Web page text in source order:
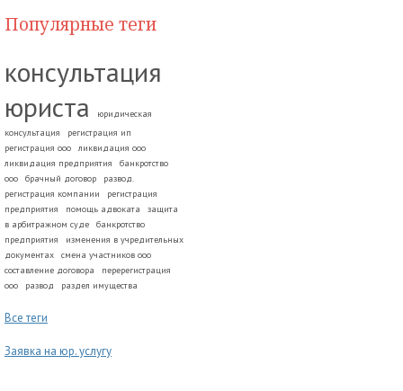
Популярные теги
консультация
юриста
юридическая
консультация
регистрация ип
регистрация ооо
ликвидация ооо
ликвидация предприятия
банкротство
ооо
брачный договор
развод.
регистрация компании
регистрация
предприятия
помощь адвоката
защита
в арбитражном суде
банкротство
предприятия
изменения в учредительных
документах
смена участников ооо
составление договора
перерегистрация
ооо
развод раздел имущества
Все теги
Заявка на юр. услугу